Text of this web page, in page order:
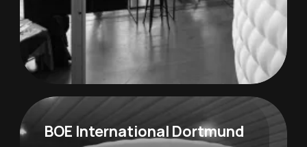
BOE International Dortmund